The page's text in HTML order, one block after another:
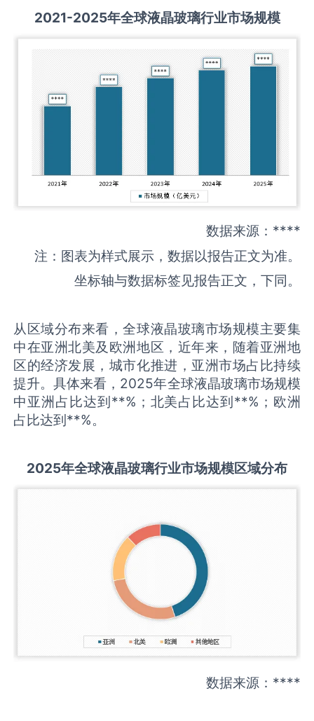
2021-2025年全球液晶玻璃行业市场规模
数据来源：****
注：图表为样式展示，数据以报告正文为准。
坐标轴与数据标签见报告正文，下同。
从区域分布来看，全球液晶玻璃市场规模主要集
中在亚洲北美及欧洲地区，近年来，随着亚洲地
区的经济发展，城市化推进，亚洲市场占比持续
提升。具体来看，2025年全球液晶玻璃市场规模
中亚洲占比达到**%；北美占比达到**%；欧洲
占比达到**%。
2025年全球液晶玻璃行业市场规模区域分布
数据来源：****